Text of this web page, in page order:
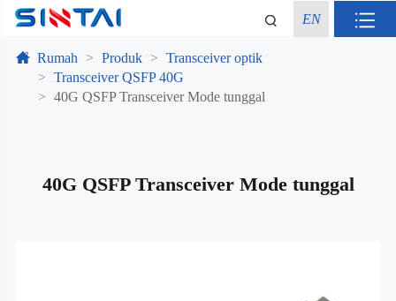
EN
Rumah Produk
Transceiver optik
Transceiver QSFP 40G
40G QSFP Transceiver Mode tunggal
40G QSFP Transceiver Mode tunggal